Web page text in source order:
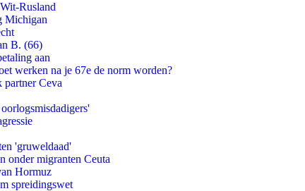
Rusland
Michigan
B. (66)
aan
werken na je 67e de norm worden?
Ceva
'gruweldaad'
onder migranten Ceuta
Hormuz
spreidingswet